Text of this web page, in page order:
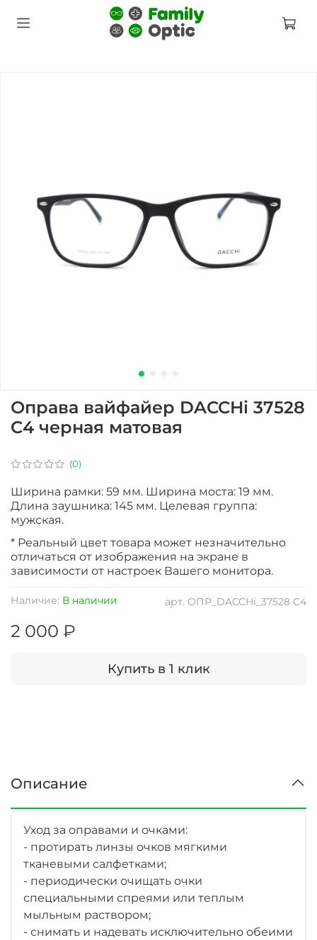
(0)
арт. ОПР_DACCHi_37528 C4
Наличие: В наличии
Оправа вайфайер DACCHi 37528
C4 черная матовая
2 000 ₽
Купить в 1 клик
Ширина рамки: 59 мм. Ширина моста: 19 мм.
Длина заушника: 145 мм. Целевая группа:
мужская.
* Реальный цвет товара может незначительно
отличаться от изображения на экране в
зависимости от настроек Вашего монитора.
Описание
Уход за оправами и очками:
- протирать линзы очков мягкими
тканевыми салфетками;
- периодически очищать очки
специальными спреями или теплым
мыльным раствором;
- снимать и надевать исключительно обеими